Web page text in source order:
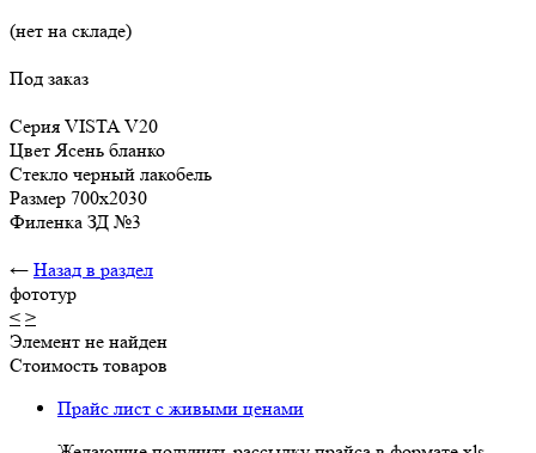
(нет на складе)
Под заказ
Серия VISTA V20
Цвет Ясень бланко
Стекло черный лакобель
Размер 700х2030
Филенка ЗД №3
← Назад в раздел
фототур
< >
Элемент не найден
Стоимость товаров
Прайс лист с живыми ценами